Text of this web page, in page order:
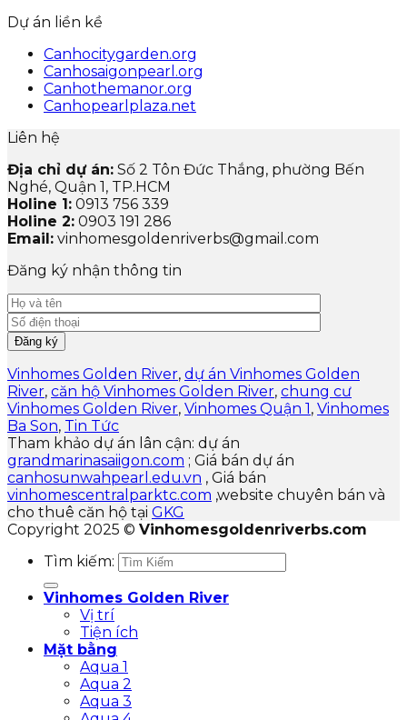
Dự án liền kề
Canhocitygarden.org
Canhosaigonpearl.org
Canhothemanor.org
Canhopearlplaza.net
Liên hệ
Địa chỉ dự án: Số 2 Tôn Đức Thắng, phường Bến
Nghé, Quận 1, TP.HCM
Holine 1: 0913 756 339
Holine 2: 0903 191 286
Email: vinhomesgoldenriverbs@gmail.com
Đăng ký nhận thông tin
Vinhomes Golden River, dự án Vinhomes Golden
River, căn hộ Vinhomes Golden River, chung cư
Vinhomes Golden River, Vinhomes Quận 1, Vinhomes
Ba Son, Tin Tức
Tham khảo dự án lân cận: dự án
grandmarinasaiigon.com ; Giá bán dự án
canhosunwahpearl.edu.vn , Giá bán
vinhomescentralparktc.com ,website chuyên bán và
cho thuê căn hộ tại GKG
Copyright 2025 © Vinhomesgoldenriverbs.com
Tìm kiếm:
Vinhomes Golden River
Vị trí
Tiện ích
Mặt bằng
Aqua 1
Aqua 2
Aqua 3